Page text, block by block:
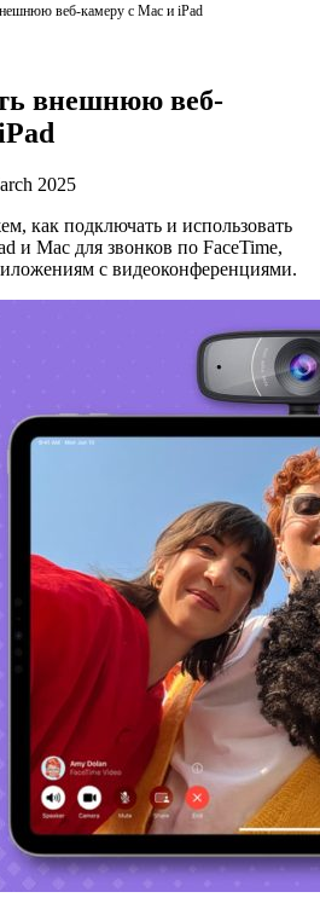
веб-камеру с Mac и iPad
внешнюю веб-
2025
как подключать и использовать
и Mac для звонков по FaceTime,
с видеоконференциями.